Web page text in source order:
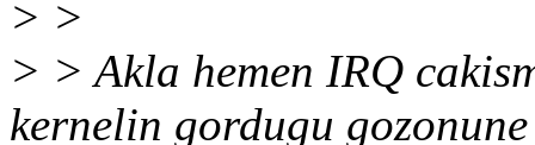
> >
> > Akla hemen IRQ
kernelin gordugu gozonune